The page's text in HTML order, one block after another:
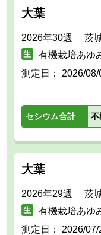
大葉
2026年30週 茨
有機栽培あゆ
測定日： 2026/08/
セシウム合計 不
大葉
2026年29週 茨
有機栽培あゆ
測定日： 2026/07/